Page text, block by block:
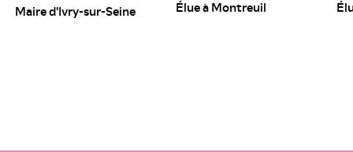
Maire d'Ivry-sur-Seine Élue à Montreuil